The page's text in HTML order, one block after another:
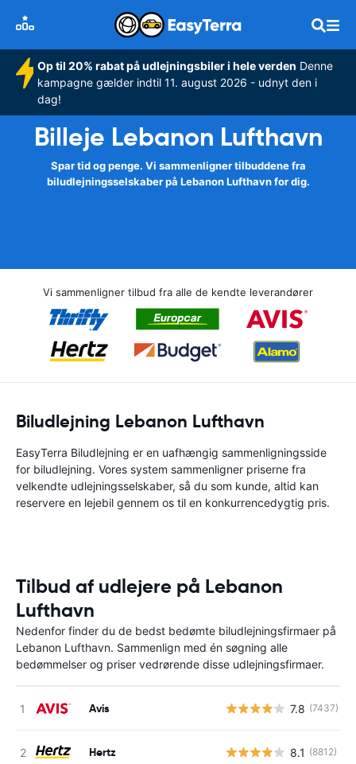
Op til 20% rabat på udlejningsbiler i hele verden Denne
kampagne gælder indtil 11. august 2026 - udnyt den i
dag!
Billeje Lebanon Lufthavn
Spar tid og penge. Vi sammenligner tilbuddene fra
biludlejningsselskaber på Lebanon Lufthavn for dig.
Vi sammenligner tilbud fra alle de kendte leverandører
Biludlejning Lebanon Lufthavn
EasyTerra Biludlejning er en uafhængig sammenligningsside
for biludlejning. Vores system sammenligner priserne fra
velkendte udlejningsselskaber, så du som kunde, altid kan
reservere en lejebil gennem os til en konkurrencedygtig pris.
Tilbud af udlejere på Lebanon
Lufthavn
Nedenfor finder du de bedst bedømte biludlejningsfirmaer på
Lebanon Lufthavn. Sammenlign med én søgning alle
bedømmelser og priser vedrørende disse udlejningsfirmaer.
Avis 7.8 (7437)
Hertz 8.1 (8812)